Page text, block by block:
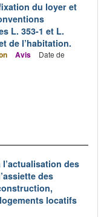
du loyer et
L. 353-1 et L.
de l’habitation.
Avis
Date de
des
des
locatifs